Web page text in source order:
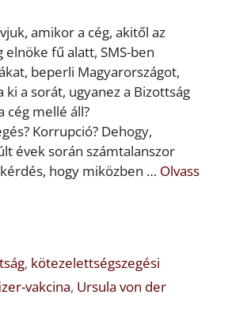
amikor a cég, akitől az
elnöke fű alatt, SMS-ben
beperli Magyarországot,
a sorát, ugyanez a Bizottság
cég mellé áll?
Korrupció? Dehogy,
évek során számtalanszor
hogy miközben … Olvass
, kötezelettségszegési
vakcina, Ursula von der